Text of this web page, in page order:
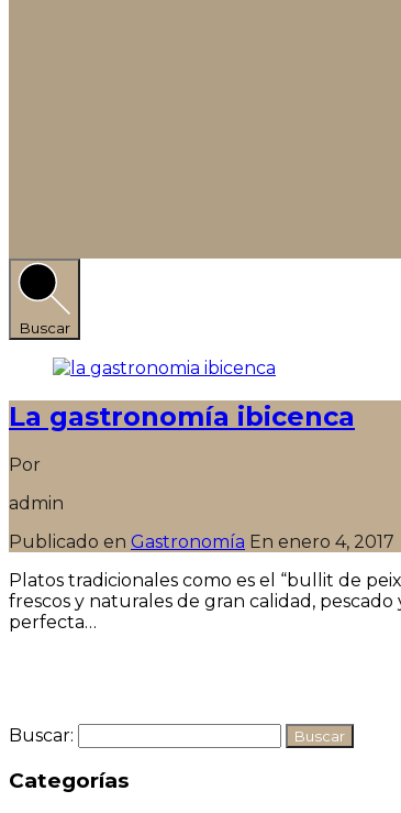
Buscar
La gastronomía ibicenca
Por
admin
Publicado en Gastronomía En enero 4, 2017
Platos tradicionales como es el “bullit de
frescos y naturales de gran calidad,
perfecta…
Buscar:
Categorías